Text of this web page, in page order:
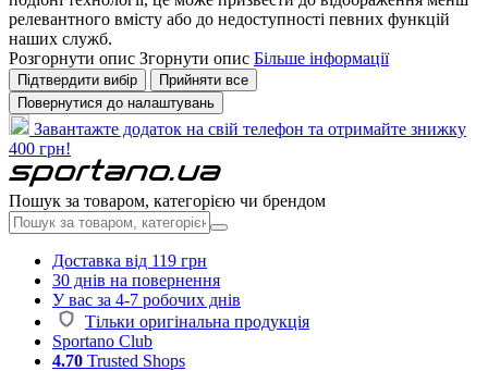
релевантного вмісту або до недоступності певних функцій
наших служб.
Розгорнути опис Згорнути опис Більше інформації
Підтвердити вибір
Прийняти все
Повернутися до налаштувань
Завантажте додаток на свій телефон та отримайте знижку
400 грн!
Пошук за товаром, категорією чи брендом
Доставка від 119 грн
30 днів на повернення
У вас за 4-7 робочих днів
Тільки оригінальна продукція
Sportano Club
4.70 Trusted Shops